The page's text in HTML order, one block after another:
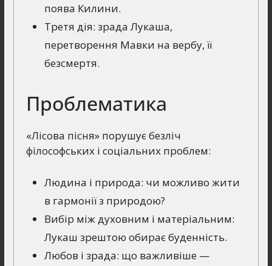
поява Килини.
Третя дія: зрада Лукаша,
перетворення Мавки на вербу, її
безсмертя.
Проблематика
«Лісова пісня» порушує безліч
філософських і соціальних проблем:
Людина і природа: чи можливо жити
в гармонії з природою?
Вибір між духовним і матеріальним:
Лукаш зрештою обирає буденність.
Любов і зрада: що важливіше —